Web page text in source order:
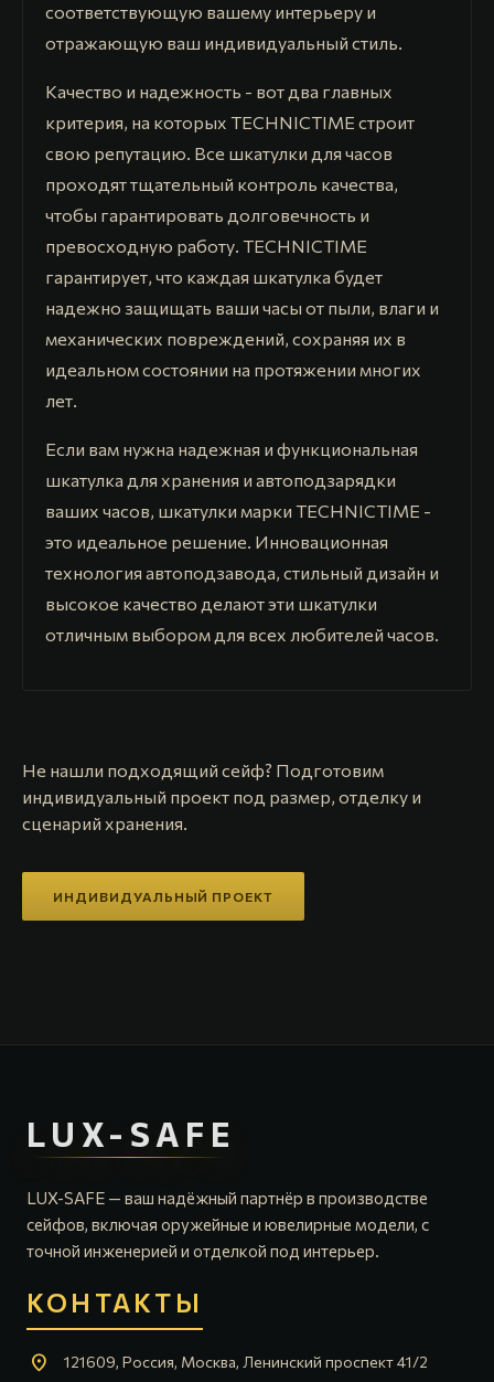
соответствующую вашему интерьеру и
отражающую ваш индивидуальный стиль.
Качество и надежность - вот два главных
критерия, на которых TECHNICTIME строит
свою репутацию. Все шкатулки для часов
проходят тщательный контроль качества,
чтобы гарантировать долговечность и
превосходную работу. TECHNICTIME
гарантирует, что каждая шкатулка будет
надежно защищать ваши часы от пыли, влаги и
механических повреждений, сохраняя их в
идеальном состоянии на протяжении многих
лет.
Если вам нужна надежная и функциональная
шкатулка для хранения и автоподзарядки
ваших часов, шкатулки марки TECHNICTIME -
это идеальное решение. Инновационная
технология автоподзавода, стильный дизайн и
высокое качество делают эти шкатулки
отличным выбором для всех любителей часов.
Не нашли подходящий сейф? Подготовим
индивидуальный проект под размер, отделку и
сценарий хранения.
ИНДИВИДУАЛЬНЫЙ ПРОЕКТ
LUX-SAFE
LUX-SAFE — ваш надёжный партнёр в производстве
сейфов, включая оружейные и ювелирные модели, с
точной инженерией и отделкой под интерьер.
КОНТАКТЫ
location_on 121609, Россия, Москва, Ленинский проспект 41/2